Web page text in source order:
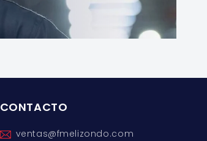
CONTACTO
ventas@fmelizondo.com